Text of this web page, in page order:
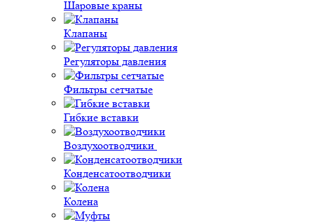
Шаровые краны
Клапаны
Регуляторы давления
Фильтры сетчатые
Гибкие вставки
Воздухоотводчики
Конденсатоотводчики
Колена